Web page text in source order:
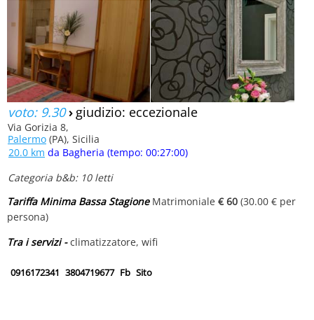
voto: 9.30› giudizio: eccezionale
Via Gorizia 8,
Palermo (PA), Sicilia
20.0 km da Bagheria (tempo: 00:27:00)
Categoria b&b: 10 letti
Tariffa Minima Bassa StagioneMatrimoniale € 60 (30.00 € per
persona)
Tra i servizi -climatizzatore, wifi
0916172341 3804719677 Fb Sito